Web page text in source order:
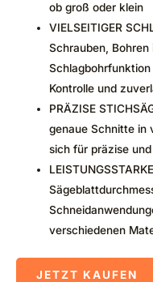
ob groß oder klein
VIELSEITIGER
Schrauben,
Kontrolle und
PRÄZISE
genaue Schnitte in
sich für präzise
verschiedenen
JETZT KAUFEN